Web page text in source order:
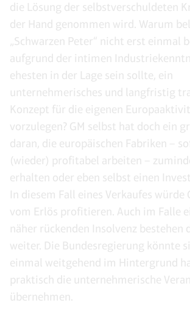
die Lösung der selbstverschuldeten
der Hand genommen wird. Warum
„Schwarzen Peter“ nicht erst einmal
aufgrund der intimen
ehesten in der Lage sein sollte, ein
unternehmerisches und langfristig
Konzept für die eigenen
vorzulegen? GM selbst hat doch ein
daran, die europäischen Fabriken –
(wieder) profitabel arbeiten –
erhalten oder eben selbst einen
In diesem Fall eines Verkaufes würde
vom Erlös profitieren. Auch im Falle
näher rückenden Insolvenz bestehen
weiter. Die Bundesregierung könnte
einmal weitgehend im Hintergrund
praktisch die unternehmerische
übernehmen.